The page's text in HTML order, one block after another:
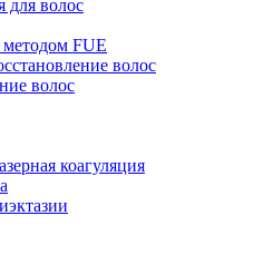
для волос
методом FUE
волос
волос
коагуляция